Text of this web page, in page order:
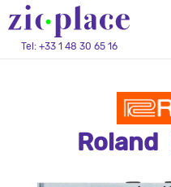
Tel: +33 1 48 30 65 16
Roland